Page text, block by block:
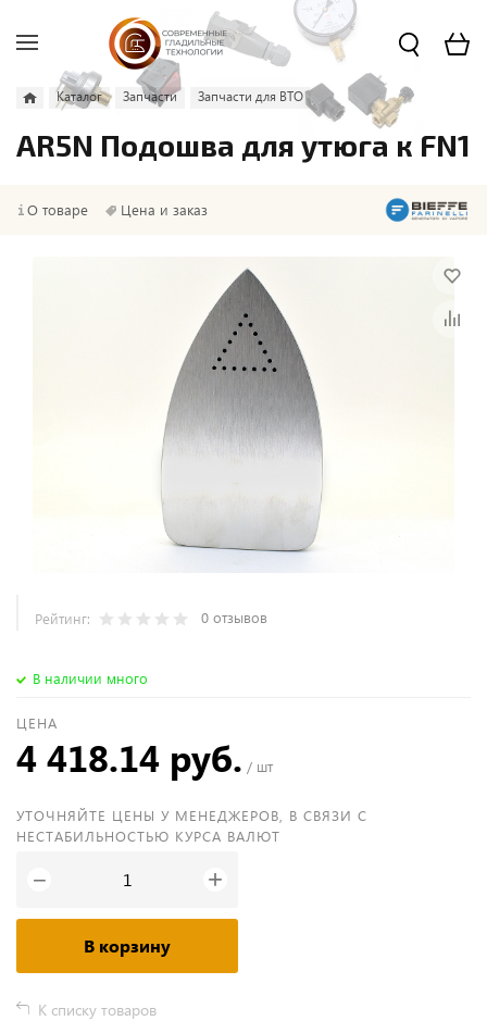
Каталог Запчасти Запчасти для ВТО
AR5N Подошва для утюга к FN1
О товаре Цена и заказ
Рейтинг: 0 отзывов
В наличии много
ЦЕНА
4 418.14 руб. / шт
УТОЧНЯЙТЕ ЦЕНЫ У МЕНЕДЖЕРОВ, В СВЯЗИ С
НЕСТАБИЛЬНОСТЬЮ КУРСА ВАЛЮТ
− +
В корзину
К списку товаров